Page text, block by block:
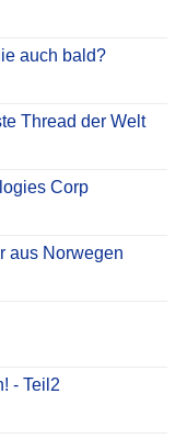
auch bald?
Thread der Welt
Corp
aus Norwegen
- Teil2